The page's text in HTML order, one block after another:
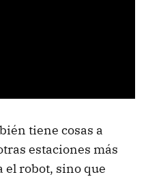
tiene cosas a
estaciones más
el robot, sino que